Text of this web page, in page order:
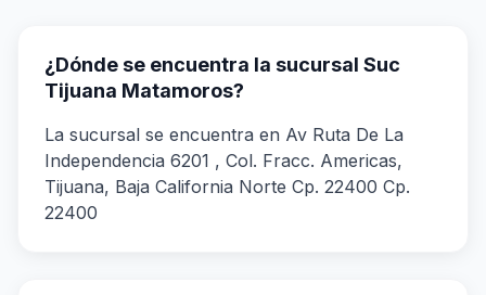
¿Dónde se encuentra la sucursal Suc
Tijuana Matamoros?
La sucursal se encuentra en Av Ruta De La
Independencia 6201 , Col. Fracc. Americas,
Tijuana, Baja California Norte Cp. 22400 Cp.
22400